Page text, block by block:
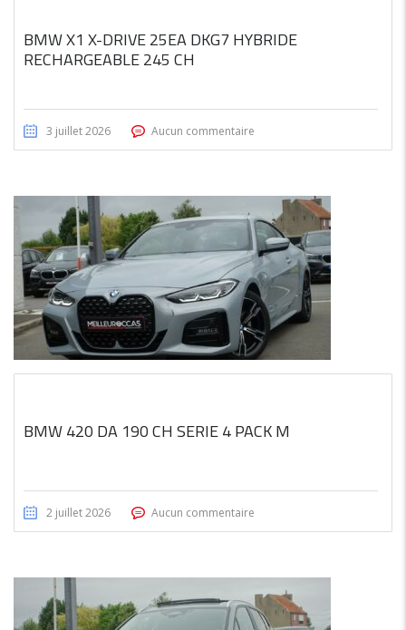
BMW X1 X-DRIVE 25EA DKG7 HYBRIDE
RECHARGEABLE 245 CH
3 juillet 2026 Aucun commentaire
BMW 420 DA 190 CH SERIE 4 PACK M
2 juillet 2026 Aucun commentaire